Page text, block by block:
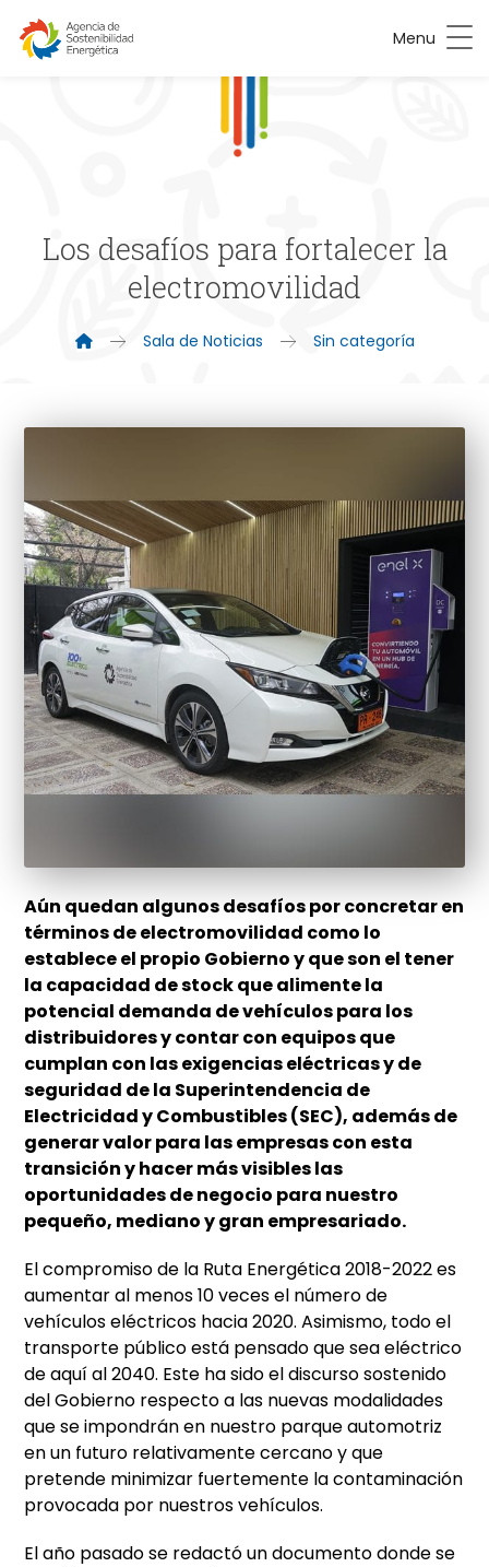
Menu
Los desafíos para fortalecer la
electromovilidad
Sala de Noticias Sin categoría
Aún quedan algunos desafíos por concretar en
términos de electromovilidad como lo
establece el propio Gobierno y que son el tener
la capacidad de stock que alimente la
potencial demanda de vehículos para los
distribuidores y contar con equipos que
cumplan con las exigencias eléctricas y de
seguridad de la Superintendencia de
Electricidad y Combustibles (SEC), además de
generar valor para las empresas con esta
transición y hacer más visibles las
oportunidades de negocio para nuestro
pequeño, mediano y gran empresariado.
El compromiso de la Ruta Energética 2018-2022 es
aumentar al menos 10 veces el número de
vehículos eléctricos hacia 2020. Asimismo, todo el
transporte público está pensado que sea eléctrico
de aquí al 2040. Este ha sido el discurso sostenido
del Gobierno respecto a las nuevas modalidades
que se impondrán en nuestro parque automotriz
en un futuro relativamente cercano y que
pretende minimizar fuertemente la contaminación
provocada por nuestros vehículos.
El año pasado se redactó un documento donde se